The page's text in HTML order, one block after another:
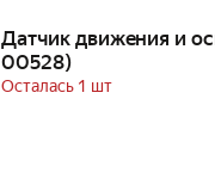
Датчик движения и
00528)
Осталась 1 шт